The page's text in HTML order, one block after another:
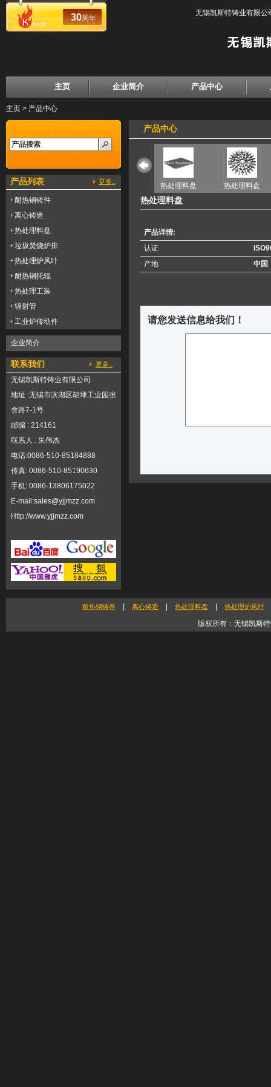
30周年
无锡凯斯特铸业有限公
主页 企业简介 产品中心
主页 > 产品中心
产品列表 更多..
耐热钢铸件
离心铸造
热处理料盘
垃圾焚烧炉排
热处理炉风叶
耐热钢托辊
热处理工装
辐射管
工业炉传动件
企业简介
联系我们 更多..
无锡凯斯特铸业有限公司
地址 :无锡市滨湖区胡埭工业园张
舍路7-1号
邮编 : 214161
联系人 : 朱伟杰
电话:0086-510-85184888
传真: 0086-510-85190630
手机: 0086-13806175022
E-mail:sales@yjjmzz.com
Http://www.yjjmzz.com
产品中心
热处理料盘 热处理料盘 热处理料盘 热处理料盘
热处理料盘
产品详情:
认证
产地
中国
请您发送信息给我们！
耐热钢铸件 离心铸造 热处理料盘 热处理炉风叶
版权所有：无锡凯斯